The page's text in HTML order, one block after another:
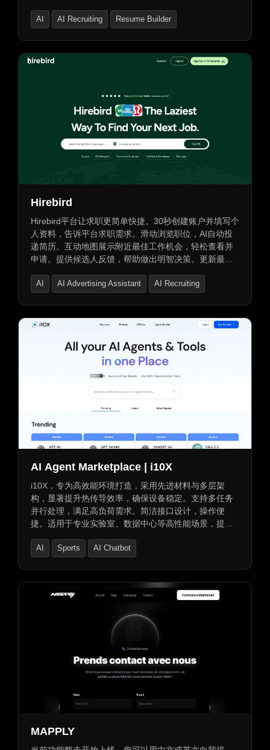
设计的专业模板。
AI AI Recruiting Resume Builder
Hirebird
Hirebird平台让求职更简单快捷。30秒创建账户并填写个
人资料，告诉平台求职需求。滑动浏览职位，AI自动投
递简历。互动地图展示附近最佳工作机会，轻松查看并
申请。提供候选人反馈，帮助做出明智决策。更新最新
时省力，轻松找到理想工作。
AI AI Advertising Assistant AI Recruiting
AI Agent Marketplace | i10X
i10X，专为高效能环境打造，采用先进材料与多层架
构，显著提升热传导效率，确保设备稳定。支持多任务
并行处理，满足高负荷需求。简洁接口设计，操作便
捷。适用于专业实验室、数据中心等高性能场景，提供
AI Sports AI Chatbot
MAPPLY